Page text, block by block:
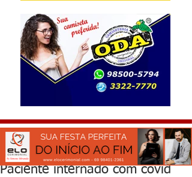
Paciente internado com covid